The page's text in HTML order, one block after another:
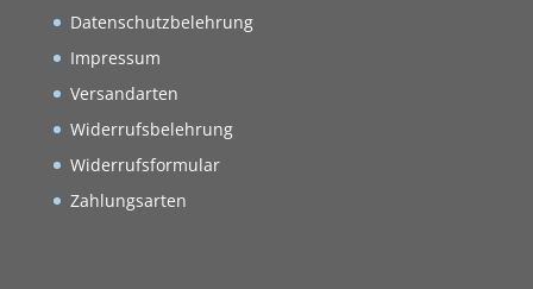
Datenschutzbelehrung
Impressum
Versandarten
Widerrufsbelehrung
Widerrufsformular
Zahlungsarten